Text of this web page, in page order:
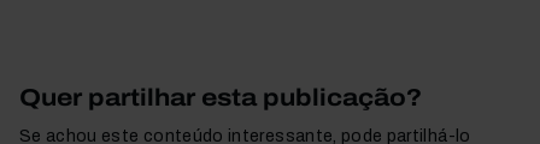
Quer partilhar esta publicação?
Se achou este conteúdo interessante, pode partilhá-lo